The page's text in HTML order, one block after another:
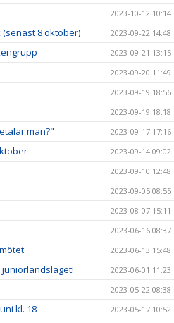
2023-10-12 10:14
8 oktober) 2023-09-22 14:48
2023-09-21 13:15
2023-09-20 11:49
2023-09-19 18:56
2023-09-19 18:18
man?" 2023-09-17 17:16
2023-09-14 09:02
2023-09-10 12:48
2023-09-05 08:55
2023-08-07 15:11
2023-06-16 08:37
2023-06-13 15:48
2023-06-01 11:23
2023-05-22 08:38
kl. 18 2023-05-17 10:52